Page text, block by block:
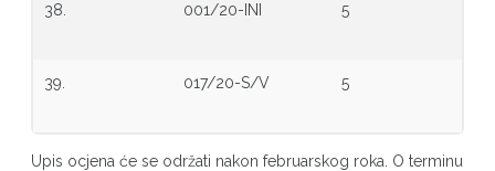
38. 001/20-INI 5
39. 017/20-S/V 5
Upis ocjena će se održati nakon februarskog roka. O terminu